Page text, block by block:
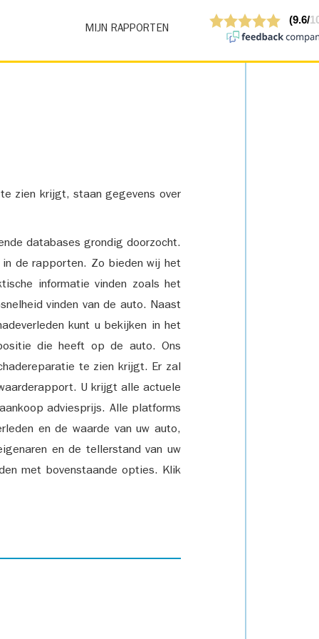
MIJN RAPPORTEN
zien krijgt, staan gegevens over
databases grondig doorzocht.
de rapporten. Zo bieden wij het
informatie vinden zoals het
vinden van de auto. Naast
kunt u bekijken in het
die heeft op de auto. Ons
te zien krijgt. Er zal
U krijgt alle actuele
adviesprijs. Alle platforms
en de waarde van uw auto,
en de tellerstand van uw
met bovenstaande opties. Klik